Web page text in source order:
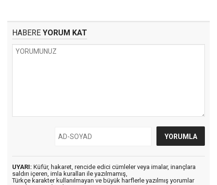
HABERE YORUM KAT
UYARI: Küfür, hakaret, rencide edici cümleler veya imalar, inançlara
saldırı içeren, imla kuralları ile yazılmamış,
Türkçe karakter kullanılmayan ve büyük harflerle yazılmış yorumlar